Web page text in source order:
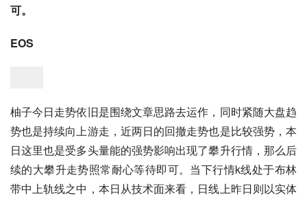
可。
EOS
柚子今日走势依旧是围绕文章思路去运作，同时紧随大盘趋
势也是持续向上游走，近两日的回撤走势也是比较强势，本
日这里也是受多头量能的强势影响出现了攀升行情，那么后
续的大攀升走势照常耐心等待即可。当下行情k线处于布林
带中上轨线之中，本日从技术面来看，日线上昨日则以实体